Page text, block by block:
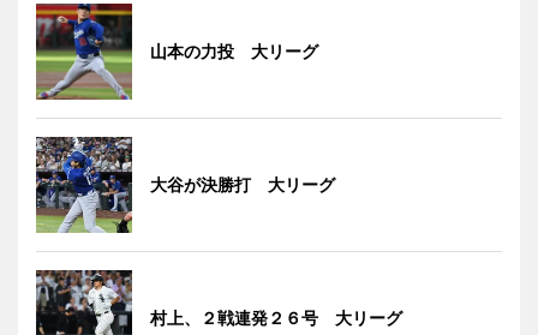
山本の力投 大リーグ
大谷が決勝打 大リーグ
村上、２戦連発２６号 大リーグ